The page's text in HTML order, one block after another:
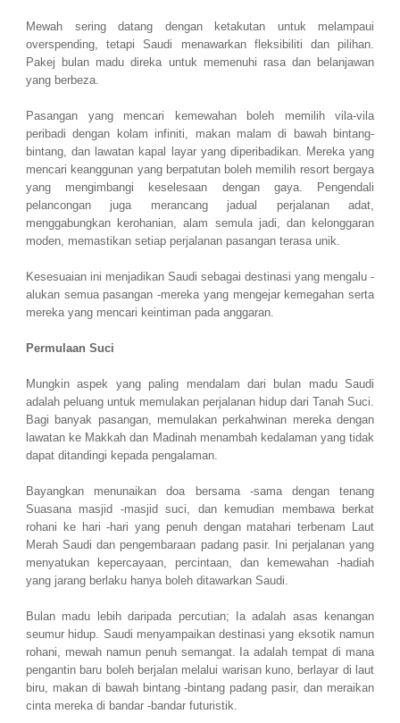
Mewah sering datang dengan ketakutan untuk melampaui
overspending, tetapi Saudi menawarkan fleksibiliti dan pilihan.
Pakej bulan madu direka untuk memenuhi rasa dan belanjawan
yang berbeza.
Pasangan yang mencari kemewahan boleh memilih vila-vila
peribadi dengan kolam infiniti, makan malam di bawah bintang-
bintang, dan lawatan kapal layar yang diperibadikan. Mereka yang
mencari keanggunan yang berpatutan boleh memilih resort bergaya
yang mengimbangi keselesaan dengan gaya. Pengendali
pelancongan juga merancang jadual perjalanan adat,
menggabungkan kerohanian, alam semula jadi, dan kelonggaran
moden, memastikan setiap perjalanan pasangan terasa unik.
Kesesuaian ini menjadikan Saudi sebagai destinasi yang mengalu -
alukan semua pasangan -mereka yang mengejar kemegahan serta
mereka yang mencari keintiman pada anggaran.
Permulaan Suci
Mungkin aspek yang paling mendalam dari bulan madu Saudi
adalah peluang untuk memulakan perjalanan hidup dari Tanah Suci.
Bagi banyak pasangan, memulakan perkahwinan mereka dengan
lawatan ke Makkah dan Madinah menambah kedalaman yang tidak
dapat ditandingi kepada pengalaman.
Bayangkan menunaikan doa bersama -sama dengan tenang
Suasana masjid -masjid suci, dan kemudian membawa berkat
rohani ke hari -hari yang penuh dengan matahari terbenam Laut
Merah Saudi dan pengembaraan padang pasir. Ini perjalanan yang
menyatukan kepercayaan, percintaan, dan kemewahan -hadiah
yang jarang berlaku hanya boleh ditawarkan Saudi.
Bulan madu lebih daripada percutian; Ia adalah asas kenangan
seumur hidup. Saudi menyampaikan destinasi yang eksotik namun
rohani, mewah namun penuh semangat. Ia adalah tempat di mana
pengantin baru boleh berjalan melalui warisan kuno, berlayar di laut
biru, makan di bawah bintang -bintang padang pasir, dan meraikan
cinta mereka di bandar -bandar futuristik.